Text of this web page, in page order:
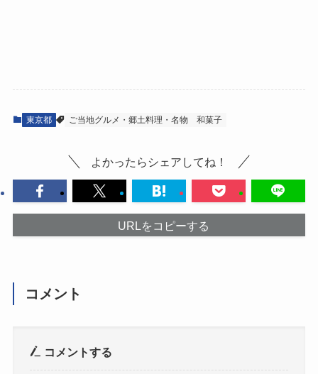
東京都 ご当地グルメ・郷土料理・名物 和菓子
よかったらシェアしてね！
URLをコピーする
コメント
コメントする